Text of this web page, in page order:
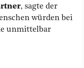
, sagte der
würden bei
unmittelbar